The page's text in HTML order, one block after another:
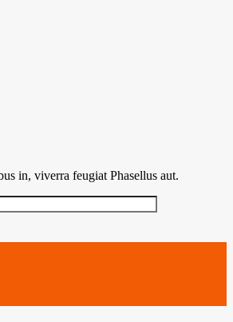
in, viverra feugiat Phasellus aut.